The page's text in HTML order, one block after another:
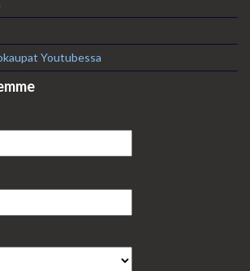
Youtubessa